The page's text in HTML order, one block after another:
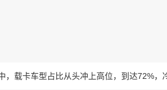
卡车型占比从头冲上高位，到达72%，冷